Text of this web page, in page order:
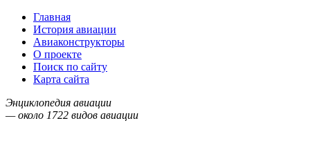
Главная
История авиации
Авиаконструкторы
О проекте
Поиск по сайту
Карта сайта
Энциклопедия авиации
— около 1722 видов авиации